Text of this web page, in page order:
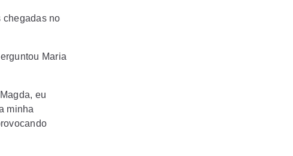
chegadas no
Maria
eu
minha